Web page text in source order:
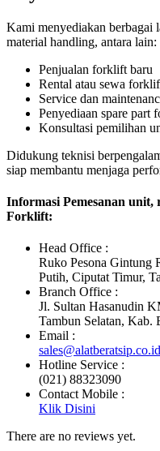
Kami menyediakan berbagai
material handling, antara lain:
Penjualan forklift baru
Rental atau sewa
Service dan
Penyediaan spare part
Konsultasi pemilihan
Didukung teknisi
siap membantu menjaga
Informasi Pemesanan unit,
Forklift:
Head Office :
Ruko Pesona Gintung
Putih, Ciputat Timur,
Branch Office :
Jl. Sultan Hasanudin
Tambun Selatan, Kab.
Email :
sales@alatberatsip.co.id
Hotline Service :
(021) 88323090
Contact Mobile :
Klik Disini
There are no reviews yet.